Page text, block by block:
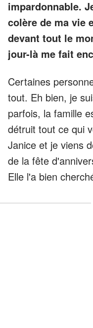
impardonnable.
colère de ma vie
devant tout le
jour-là me fait
Certaines
tout. Eh bien, je
parfois, la famille
détruit tout ce qui
Janice et je viens
de la fête
Elle l'a bien